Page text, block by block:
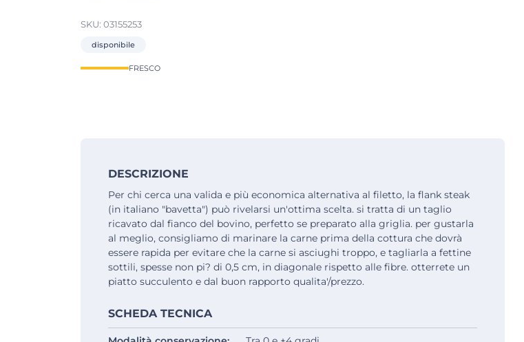
SKU: 03155253
disponibile
FRESCO
DESCRIZIONE
Per chi cerca una valida e più economica alternativa al filetto, la flank steak
(in italiano "bavetta") può rivelarsi un'ottima scelta. si tratta di un taglio
ricavato dal fianco del bovino, perfetto se preparato alla griglia. per gustarla
al meglio, consigliamo di marinare la carne prima della cottura che dovrà
essere rapida per evitare che la carne si asciughi troppo, e tagliarla a fettine
sottili, spesse non pi? di 0,5 cm, in diagonale rispetto alle fibre. otterrete un
piatto succulento e dal buon rapporto qualita'/prezzo.
SCHEDA TECNICA